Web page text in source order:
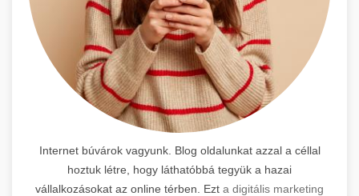
Internet búvárok vagyunk. Blog oldalunkat azzal a céllal
hoztuk létre, hogy láthatóbbá tegyük a hazai
vállalkozásokat az online térben. Ezt a digitális marketing